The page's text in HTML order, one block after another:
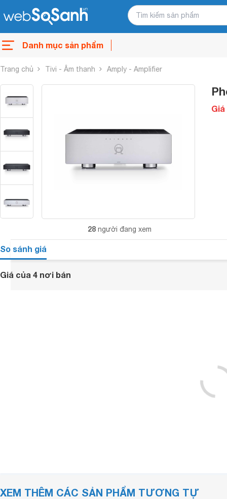
Danh mục sản phẩm
Trang chủ Tivi - Âm thanh Amply - Amplifier
28 người đang xem
Giá
So sánh giá
Giá của 4 nơi bán
XEM THÊM CÁC SẢN PHẨM TƯƠNG TỰ